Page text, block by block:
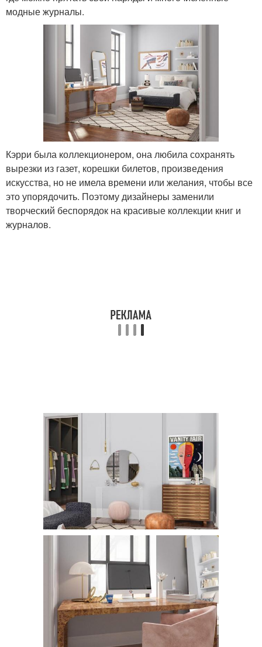
модные журналы.
Кэрри была коллекционером, она любила сохранять
вырезки из газет, корешки билетов, произведения
искусства, но не имела времени или желания, чтобы все
это упорядочить. Поэтому дизайнеры заменили
творческий беспорядок на красивые коллекции книг и
журналов.